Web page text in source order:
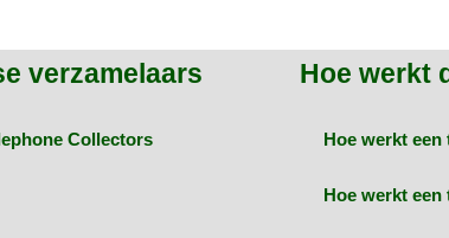
verzamelaars
Collectors
Hoe werkt
Hoe werkt
Hoe werkt